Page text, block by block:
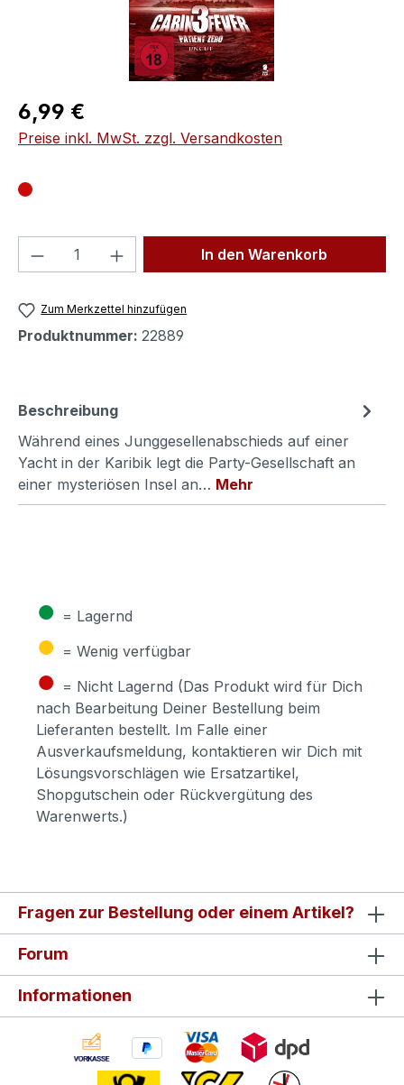
Regulärer Preis:
6,99 €
Preise inkl. MwSt. zzgl. Versandkosten
Produkt Anzahl: Gib denIn den Warenkorb
Zum Merkzettel hinzufügen
Produktnummer: 22889
Beschreibung
Während eines Junggesellenabschieds auf einer
Yacht in der Karibik legt die Party-Gesellschaft an
einer mysteriösen Insel an… Mehr
● = Lagernd
● = Wenig verfügbar
● = Nicht Lagernd (Das Produkt wird für Dich
nach Bearbeitung Deiner Bestellung beim
Lieferanten bestellt. Im Falle einer
Ausverkaufsmeldung, kontaktieren wir Dich mit
Lösungsvorschlägen wie Ersatzartikel,
Shopgutschein oder Rückvergütung des
Warenwerts.)
Fragen zur Bestellung oder einem Artikel?
Forum
Informationen